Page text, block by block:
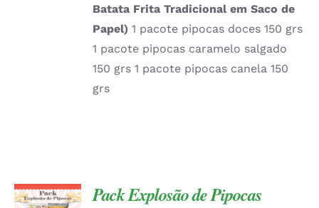
Batata Frita Tradicional em Saco de
Papel) 1 pacote pipocas doces 150 grs
1 pacote pipocas caramelo salgado
150 grs 1 pacote pipocas canela 150
grs
Pack Explosão de Pipocas